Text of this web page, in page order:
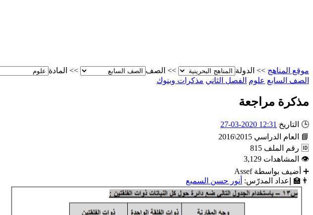
موقع المناهج >> الدولة >> الصف >> المادة
الصف السابع علوم الفصل الثاني مذكرات وبنوك
مذكرة مراجعة
🕒 التاريخ 12:31 2020-03-27
📘
العام الدراسي 2015\2016
🆔 رقم الملف 815
👁 المشاهدات 3,129
➕ أضيف بواسطة Assef
👨‍🏫
إعداد المدرّس: أنور حسن السميع